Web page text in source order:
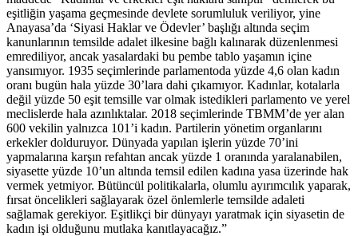
eşitliğin yaşama geçmesinde devlete sorumluluk veriliyor, yine
Anayasa’da ‘Siyasi Haklar ve Ödevler’ başlığı altında seçim
kanunlarının temsilde adalet ilkesine bağlı kalınarak düzenlenmesi
emrediliyor, ancak yasalardaki bu pembe tablo yaşamın içine
yansımıyor. 1935 seçimlerinde parlamentoda yüzde 4,6 olan kadın
oranı bugün hala yüzde 30’lara dahi çıkamıyor. Kadınlar, kotalarla
değil yüzde 50 eşit temsille var olmak istedikleri parlamento ve yerel
meclislerde hala azınlıktalar. 2018 seçimlerinde TBMM’de yer alan
600 vekilin yalnızca 101’i kadın. Partilerin yönetim organlarını
erkekler dolduruyor. Dünyada yapılan işlerin yüzde 70’ini
yapmalarına karşın refahtan ancak yüzde 1 oranında yaralanabilen,
siyasette yüzde 10’un altında temsil edilen kadına yasa üzerinde hak
vermek yetmiyor. Bütüncül politikalarla, olumlu ayırımcılık yaparak,
fırsat öncelikleri sağlayarak özel önlemlerle temsilde adaleti
sağlamak gerekiyor. Eşitlikçi bir dünyayı yaratmak için siyasetin de
kadın işi olduğunu mutlaka kanıtlayacağız.”